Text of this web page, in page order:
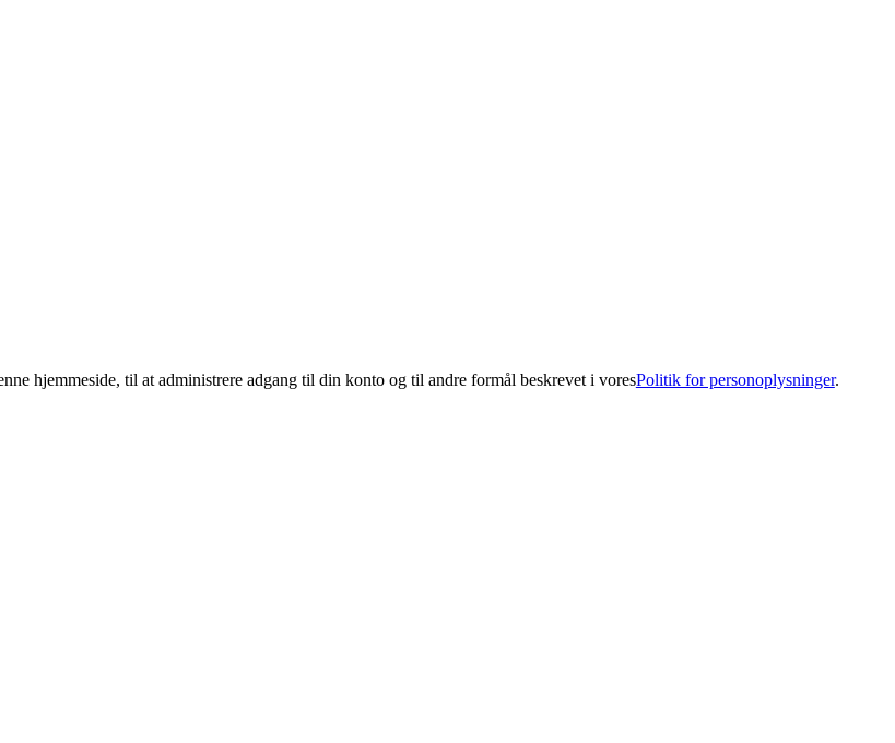
hjemmeside, til at administrere adgang til din konto og til andre formål beskrevet i voresPolitik for personoplysninger.